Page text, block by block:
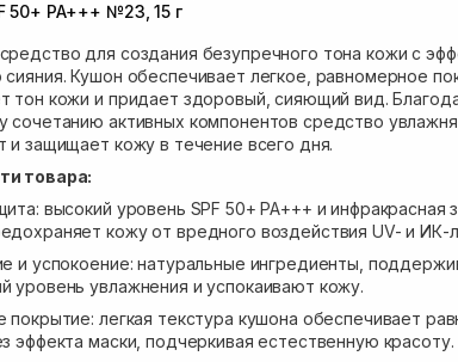
50+ PA+++ №23, 15 г
для создания безупречного тона кожи с
Кушон обеспечивает легкое, равномерное
тон кожи и придает здоровый, сияющий вид.
сочетанию активных компонентов средство
и защищает кожу в течение всего дня.
товара:
высокий уровень SPF 50+ PA+++ и инфракрасная
кожу от вредного воздействия UV- и ИК-
и успокоение: натуральные ингредиенты,
уровень увлажнения и успокаивают кожу.
покрытие: легкая текстура кушона обеспечивает
эффекта маски, подчеркивая естественную красоту.